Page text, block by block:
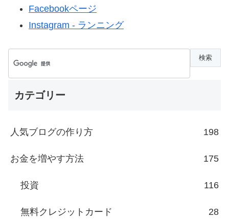
Facebookページ
Instagram - ランニング
カテゴリー
人気ブログの作り方 198
お金を増やす方法 175
投資 116
無料クレジットカード 28